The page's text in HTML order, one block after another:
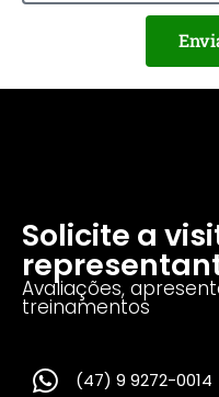
Solicite a
Avaliações,
treinamentos
(47) 9 9272-0014